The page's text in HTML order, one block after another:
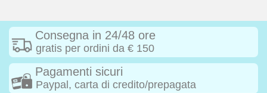
Consegna in 24/48 ore
gratis per ordini da € 150
Pagamenti sicuri
Paypal, carta di credito/prepagata